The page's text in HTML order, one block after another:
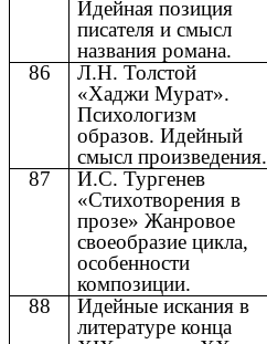
Идейная позиция
писателя и смысл
названия романа.
86
Л.Н. Толстой
«Хаджи Мурат».
Психологизм
образов. Идейный
смысл произведения.
87
И.С. Тургенев
«Стихотворения в
прозе» Жанровое
своеобразие цикла,
особенности
композиции.
88
Идейные искания в
литературе конца